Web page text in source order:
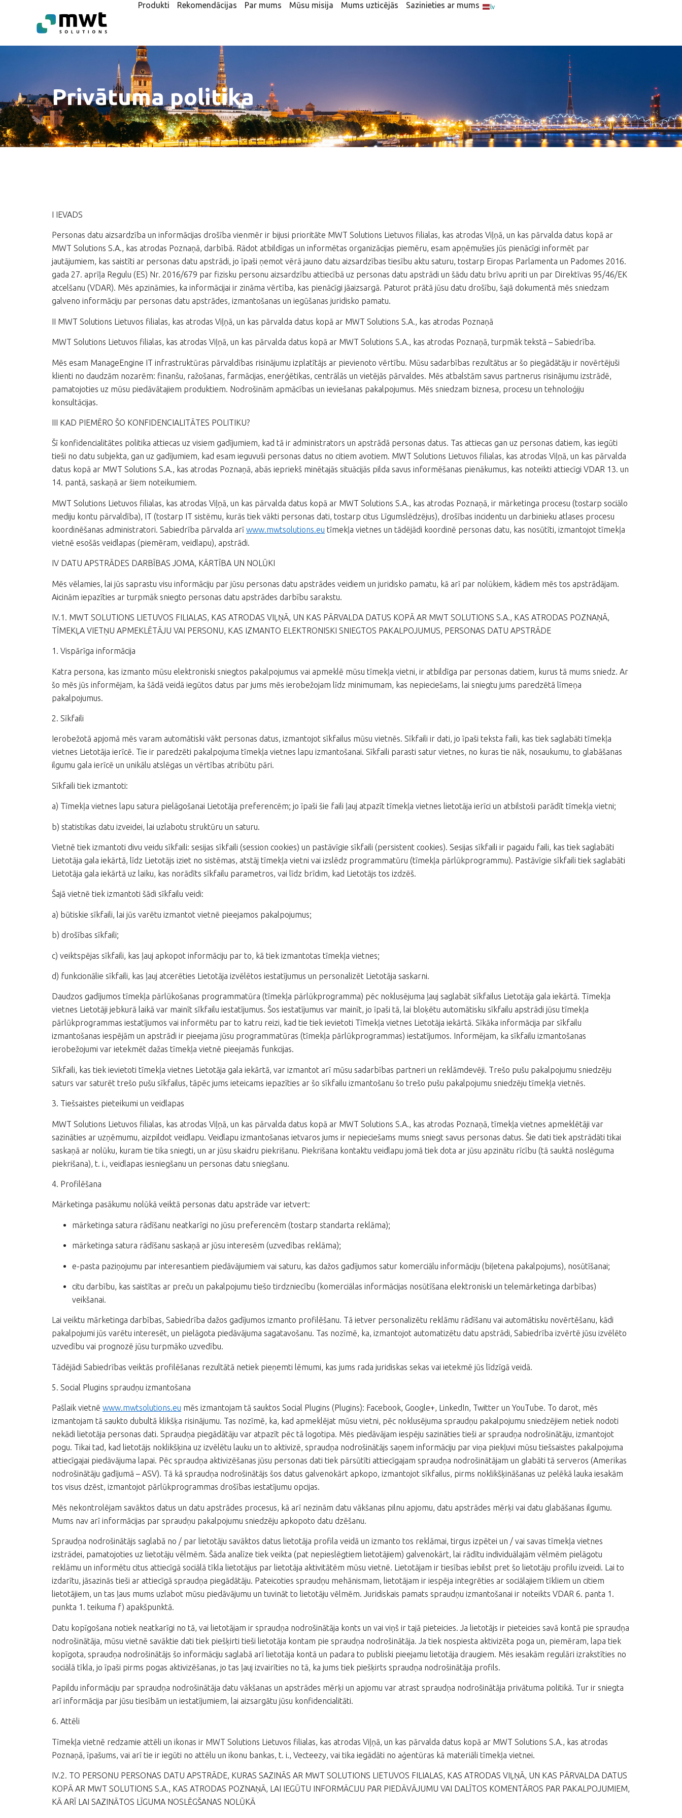
Produkti Rekomendācijas Par mums Mūsu misija Mums uzticējās Sazinieties ar mums lv
Privātuma politika
I IEVADS
Personas datu aizsardzība un informācijas drošība vienmēr ir bijusi prioritāte MWT Solutions Lietuvos filialas, kas atrodas Viļņā, un kas pārvalda datus kopā ar
MWT Solutions S.A., kas atrodas Poznaņā, darbībā. Rādot atbildīgas un informētas organizācijas piemēru, esam apņēmušies jūs pienācīgi informēt par
jautājumiem, kas saistīti ar personas datu apstrādi, jo īpaši ņemot vērā jauno datu aizsardzības tiesību aktu saturu, tostarp Eiropas Parlamenta un Padomes 2016.
gada 27. aprīļa Regulu (ES) Nr. 2016/679 par fizisku personu aizsardzību attiecībā uz personas datu apstrādi un šādu datu brīvu apriti un par Direktīvas 95/46/EK
atcelšanu (VDAR). Mēs apzināmies, ka informācijai ir zināma vērtība, kas pienācīgi jāaizsargā. Paturot prātā jūsu datu drošību, šajā dokumentā mēs sniedzam
galveno informāciju par personas datu apstrādes, izmantošanas un iegūšanas juridisko pamatu.
II MWT Solutions Lietuvos filialas, kas atrodas Viļņā, un kas pārvalda datus kopā ar MWT Solutions S.A., kas atrodas Poznaņā
MWT Solutions Lietuvos filialas, kas atrodas Viļņā, un kas pārvalda datus kopā ar MWT Solutions S.A., kas atrodas Poznaņā, turpmāk tekstā – Sabiedrība.
Mēs esam ManageEngine IT infrastruktūras pārvaldības risinājumu izplatītājs ar pievienoto vērtību. Mūsu sadarbības rezultātus ar šo piegādātāju ir novērtējuši
klienti no daudzām nozarēm: finanšu, ražošanas, farmācijas, enerģētikas, centrālās un vietējās pārvaldes. Mēs atbalstām savus partnerus risinājumu izstrādē,
pamatojoties uz mūsu piedāvātajiem produktiem. Nodrošinām apmācības un ieviešanas pakalpojumus. Mēs sniedzam biznesa, procesu un tehnoloģiju
konsultācijas.
III KAD PIEMĒRO ŠO KONFIDENCIALITĀTES POLITIKU?
Šī konfidencialitātes politika attiecas uz visiem gadījumiem, kad tā ir administrators un apstrādā personas datus. Tas attiecas gan uz personas datiem, kas iegūti
tieši no datu subjekta, gan uz gadījumiem, kad esam ieguvuši personas datus no citiem avotiem. MWT Solutions Lietuvos filialas, kas atrodas Viļņā, un kas pārvalda
datus kopā ar MWT Solutions S.A., kas atrodas Poznaņā, abās iepriekš minētajās situācijās pilda savus informēšanas pienākumus, kas noteikti attiecīgi VDAR 13. un
14. pantā, saskaņā ar šiem noteikumiem.
MWT Solutions Lietuvos filialas, kas atrodas Viļņā, un kas pārvalda datus kopā ar MWT Solutions S.A., kas atrodas Poznaņā, ir mārketinga procesu (tostarp sociālo
mediju kontu pārvaldība), IT (tostarp IT sistēmu, kurās tiek vākti personas dati, tostarp citus Līgumslēdzējus), drošības incidentu un darbinieku atlases procesu
koordinēšanas administratori. Sabiedrība pārvalda arī www.mwtsolutions.eu tīmekļa vietnes un tādējādi koordinē personas datu, kas nosūtīti, izmantojot tīmekļa
vietnē esošās veidlapas (piemēram, veidlapu), apstrādi.
IV DATU APSTRĀDES DARBĪBAS JOMA, KĀRTĪBA UN NOLŪKI
Mēs vēlamies, lai jūs saprastu visu informāciju par jūsu personas datu apstrādes veidiem un juridisko pamatu, kā arī par nolūkiem, kādiem mēs tos apstrādājam.
Aicinām iepazīties ar turpmāk sniegto personas datu apstrādes darbību sarakstu.
IV.1. MWT SOLUTIONS LIETUVOS FILIALAS, KAS ATRODAS VIĻŅĀ, UN KAS PĀRVALDA DATUS KOPĀ AR MWT SOLUTIONS S.A., KAS ATRODAS POZNAŅĀ,
TĪMEKĻA VIETŅU APMEKLĒTĀJU VAI PERSONU, KAS IZMANTO ELEKTRONISKI SNIEGTOS PAKALPOJUMUS, PERSONAS DATU APSTRĀDE
1. Vispārīga informācija
Katra persona, kas izmanto mūsu elektroniski sniegtos pakalpojumus vai apmeklē mūsu tīmekļa vietni, ir atbildīga par personas datiem, kurus tā mums sniedz. Ar
šo mēs jūs informējam, ka šādā veidā iegūtos datus par jums mēs ierobežojam līdz minimumam, kas nepieciešams, lai sniegtu jums paredzētā līmeņa
pakalpojumus.
2. Sīkfaili
Ierobežotā apjomā mēs varam automātiski vākt personas datus, izmantojot sīkfailus mūsu vietnēs. Sīkfaili ir dati, jo īpaši teksta faili, kas tiek saglabāti tīmekļa
vietnes Lietotāja ierīcē. Tie ir paredzēti pakalpojuma tīmekļa vietnes lapu izmantošanai. Sīkfaili parasti satur vietnes, no kuras tie nāk, nosaukumu, to glabāšanas
ilgumu gala ierīcē un unikālu atslēgas un vērtības atribūtu pāri.
Sīkfaili tiek izmantoti:
a) Tīmekļa vietnes lapu satura pielāgošanai Lietotāja preferencēm; jo īpaši šie faili ļauj atpazīt tīmekļa vietnes lietotāja ierīci un atbilstoši parādīt tīmekļa vietni;
b) statistikas datu izveidei, lai uzlabotu struktūru un saturu.
Vietnē tiek izmantoti divu veidu sīkfaili: sesijas sīkfaili (session cookies) un pastāvīgie sīkfaili (persistent cookies). Sesijas sīkfaili ir pagaidu faili, kas tiek saglabāti
Lietotāja gala iekārtā, līdz Lietotājs iziet no sistēmas, atstāj tīmekļa vietni vai izslēdz programmatūru (tīmekļa pārlūkprogrammu). Pastāvīgie sīkfaili tiek saglabāti
Lietotāja gala iekārtā uz laiku, kas norādīts sīkfailu parametros, vai līdz brīdim, kad Lietotājs tos izdzēš.
Šajā vietnē tiek izmantoti šādi sīkfailu veidi:
a) būtiskie sīkfaili, lai jūs varētu izmantot vietnē pieejamos pakalpojumus;
b) drošības sīkfaili;
c) veiktspējas sīkfaili, kas ļauj apkopot informāciju par to, kā tiek izmantotas tīmekļa vietnes;
d) funkcionālie sīkfaili, kas ļauj atcerēties Lietotāja izvēlētos iestatījumus un personalizēt Lietotāja saskarni.
Daudzos gadījumos tīmekļa pārlūkošanas programmatūra (tīmekļa pārlūkprogramma) pēc noklusējuma ļauj saglabāt sīkfailus Lietotāja gala iekārtā. Tīmekļa
vietnes Lietotāji jebkurā laikā var mainīt sīkfailu iestatījumus. Šos iestatījumus var mainīt, jo īpaši tā, lai bloķētu automātisku sīkfailu apstrādi jūsu tīmekļa
pārlūkprogrammas iestatījumos vai informētu par to katru reizi, kad tie tiek ievietoti Tīmekļa vietnes Lietotāja iekārtā. Sīkāka informācija par sīkfailu
izmantošanas iespējām un apstrādi ir pieejama jūsu programmatūras (tīmekļa pārlūkprogrammas) iestatījumos. Informējam, ka sīkfailu izmantošanas
ierobežojumi var ietekmēt dažas tīmekļa vietnē pieejamās funkcijas.
Sīkfaili, kas tiek ievietoti tīmekļa vietnes Lietotāja gala iekārtā, var izmantot arī mūsu sadarbības partneri un reklāmdevēji. Trešo pušu pakalpojumu sniedzēju
saturs var saturēt trešo pušu sīkfailus, tāpēc jums ieteicams iepazīties ar šo sīkfailu izmantošanu šo trešo pušu pakalpojumu sniedzēju tīmekļa vietnēs.
3. Tiešsaistes pieteikumi un veidlapas
MWT Solutions Lietuvos filialas, kas atrodas Viļņā, un kas pārvalda datus kopā ar MWT Solutions S.A., kas atrodas Poznaņā, tīmekļa vietnes apmeklētāji var
sazināties ar uzņēmumu, aizpildot veidlapu. Veidlapu izmantošanas ietvaros jums ir nepieciešams mums sniegt savus personas datus. Šie dati tiek apstrādāti tikai
saskaņā ar nolūku, kuram tie tika sniegti, un ar jūsu skaidru piekrišanu. Piekrišana kontaktu veidlapu jomā tiek dota ar jūsu apzinātu rīcību (tā sauktā noslēguma
piekrišana), t. i., veidlapas iesniegšanu un personas datu sniegšanu.
4. Profilēšana
Mārketinga pasākumu nolūkā veiktā personas datu apstrāde var ietvert:
mārketinga satura rādīšanu neatkarīgi no jūsu preferencēm (tostarp standarta reklāma);
mārketinga satura rādīšanu saskaņā ar jūsu interesēm (uzvedības reklāma);
e-pasta paziņojumu par interesantiem piedāvājumiem vai saturu, kas dažos gadījumos satur komerciālu informāciju (biļetena pakalpojums), nosūtīšanai;
citu darbību, kas saistītas ar preču un pakalpojumu tiešo tirdzniecību (komerciālas informācijas nosūtīšana elektroniski un telemārketinga darbības)
veikšanai.
Lai veiktu mārketinga darbības, Sabiedrība dažos gadījumos izmanto profilēšanu. Tā ietver personalizētu reklāmu rādīšanu vai automātisku novērtēšanu, kādi
pakalpojumi jūs varētu interesēt, un pielāgota piedāvājuma sagatavošanu. Tas nozīmē, ka, izmantojot automatizētu datu apstrādi, Sabiedrība izvērtē jūsu izvēlēto
uzvedību vai prognozē jūsu turpmāko uzvedību.
Tādējādi Sabiedrības veiktās profilēšanas rezultātā netiek pieņemti lēmumi, kas jums rada juridiskas sekas vai ietekmē jūs līdzīgā veidā.
5. Social Plugins spraudņu izmantošana
Pašlaik vietnē www.mwtsolutions.eu mēs izmantojam tā sauktos Social Plugins (Plugins): Facebook, Google+, LinkedIn, Twitter un YouTube. To darot, mēs
izmantojam tā saukto dubultā klikšķa risinājumu. Tas nozīmē, ka, kad apmeklējat mūsu vietni, pēc noklusējuma spraudņu pakalpojumu sniedzējiem netiek nodoti
nekādi lietotāja personas dati. Spraudņa piegādātāju var atpazīt pēc tā logotipa. Mēs piedāvājam iespēju sazināties tieši ar spraudņa nodrošinātāju, izmantojot
pogu. Tikai tad, kad lietotājs noklikšķina uz izvēlētu lauku un to aktivizē, spraudņa nodrošinātājs saņem informāciju par viņa piekļuvi mūsu tiešsaistes pakalpojuma
attiecīgajai piedāvājuma lapai. Pēc spraudņa aktivizēšanas jūsu personas dati tiek pārsūtīti attiecīgajam spraudņa nodrošinātājam un glabāti tā serveros (Amerikas
nodrošinātāju gadījumā – ASV). Tā kā spraudņa nodrošinātājs šos datus galvenokārt apkopo, izmantojot sīkfailus, pirms noklikšķināšanas uz pelēkā lauka iesakām
tos visus dzēst, izmantojot pārlūkprogrammas drošības iestatījumu opcijas.
Mēs nekontrolējam savāktos datus un datu apstrādes procesus, kā arī nezinām datu vākšanas pilnu apjomu, datu apstrādes mērķi vai datu glabāšanas ilgumu.
Mums nav arī informācijas par spraudņu pakalpojumu sniedzēju apkopoto datu dzēšanu.
Spraudņa nodrošinātājs saglabā no / par lietotāju savāktos datus lietotāja profila veidā un izmanto tos reklāmai, tirgus izpētei un / vai savas tīmekļa vietnes
izstrādei, pamatojoties uz lietotāju vēlmēm. Šāda analīze tiek veikta (pat nepieslēgtiem lietotājiem) galvenokārt, lai rādītu individuālajām vēlmēm pielāgotu
reklāmu un informētu citus attiecīgā sociālā tīkla lietotājus par lietotāja aktivitātēm mūsu vietnē. Lietotājam ir tiesības iebilst pret šo lietotāju profilu izveidi. Lai to
izdarītu, jāsazinās tieši ar attiecīgā spraudņa piegādātāju. Pateicoties spraudņu mehānismam, lietotājam ir iespēja integrēties ar sociālajiem tīkliem un citiem
lietotājiem, un tas ļaus mums uzlabot mūsu piedāvājumu un tuvināt to lietotāju vēlmēm. Juridiskais pamats spraudņu izmantošanai ir noteikts VDAR 6. panta 1.
punkta 1. teikuma f) apakšpunktā.
Datu kopīgošana notiek neatkarīgi no tā, vai lietotājam ir spraudņa nodrošinātāja konts un vai viņš ir tajā pieteicies. Ja lietotājs ir pieteicies savā kontā pie spraudņa
nodrošinātāja, mūsu vietnē savāktie dati tiek piešķirti tieši lietotāja kontam pie spraudņa nodrošinātāja. Ja tiek nospiesta aktivizēta poga un, piemēram, lapa tiek
kopīgota, spraudņa nodrošinātājs šo informāciju saglabā arī lietotāja kontā un padara to publiski pieejamu lietotāja draugiem. Mēs iesakām regulāri izrakstīties no
sociālā tīkla, jo īpaši pirms pogas aktivizēšanas, jo tas ļauj izvairīties no tā, ka jums tiek piešķirts spraudņa nodrošinātāja profils.
Papildu informāciju par spraudņa nodrošinātāja datu vākšanas un apstrādes mērķi un apjomu var atrast spraudņa nodrošinātāja privātuma politikā. Tur ir sniegta
arī informācija par jūsu tiesībām un iestatījumiem, lai aizsargātu jūsu konfidencialitāti.
6. Attēli
Tīmekļa vietnē redzamie attēli un ikonas ir MWT Solutions Lietuvos filialas, kas atrodas Viļņā, un kas pārvalda datus kopā ar MWT Solutions S.A., kas atrodas
Poznaņā, īpašums, vai arī tie ir iegūti no attēlu un ikonu bankas, t. i., Vecteezy, vai tika iegādāti no aģentūras kā materiāli tīmekļa vietnei.
IV.2. TO PERSONU PERSONAS DATU APSTRĀDE, KURAS SAZINĀS AR MWT SOLUTIONS LIETUVOS FILIALAS, KAS ATRODAS VIĻŅĀ, UN KAS PĀRVALDA DATUS
KOPĀ AR MWT SOLUTIONS S.A., KAS ATRODAS POZNAŅĀ, LAI IEGŪTU INFORMĀCIJU PAR PIEDĀVĀJUMU VAI DALĪTOS KOMENTĀROS PAR PAKALPOJUMIEM,
KĀ ARĪ LAI SAZINĀTOS LĪGUMA NOSLĒGŠANAS NOLŪKĀ